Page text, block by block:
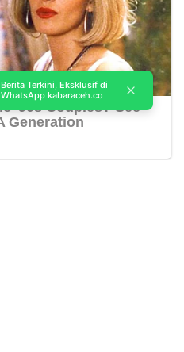
Berita Terkini, Eksklusif di
WhatsApp kabaraceh.co